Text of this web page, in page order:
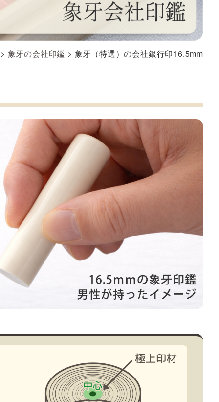
象牙の会社印鑑 > 象牙（特選）の会社銀行印16.5mm